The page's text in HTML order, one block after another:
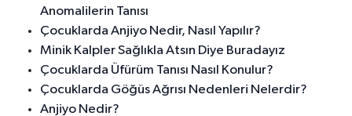
Anomalilerin Tanısı
Çocuklarda Anjiyo Nedir, Nasıl Yapılır?
Minik Kalpler Sağlıkla Atsın Diye Buradayız
Çocuklarda Üfürüm Tanısı Nasıl Konulur?
Çocuklarda Göğüs Ağrısı Nedenleri Nelerdir?
Anjiyo Nedir?